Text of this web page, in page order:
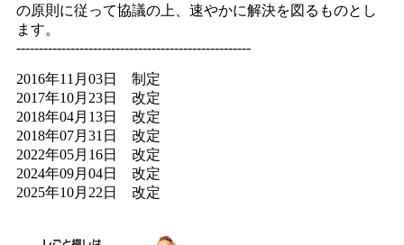
の原則に従って協議の上、速やかに解決を図るものとし
ます。
----------------------------------------------------
2016年11月03日 制定
2017年10月23日 改定
2018年04月13日 改定
2018年07月31日 改定
2022年05月16日 改定
2024年09月04日 改定
2025年10月22日 改定